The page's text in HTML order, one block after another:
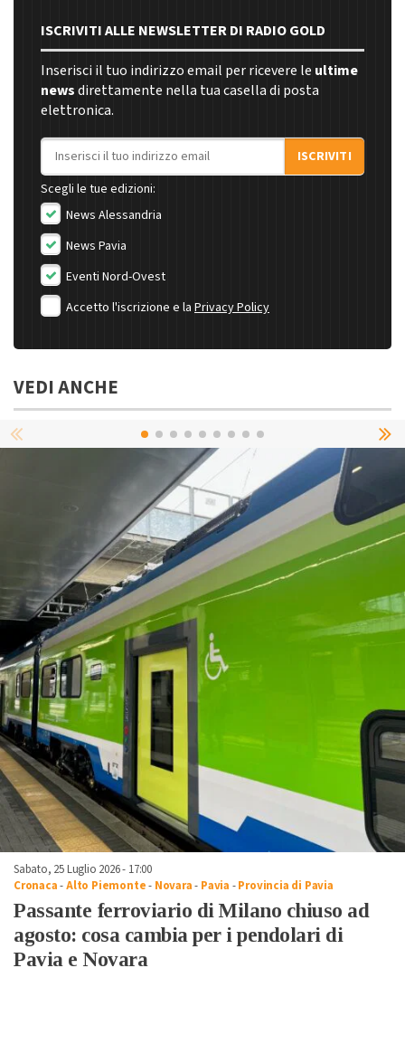
ISCRIVITI ALLE NEWSLETTER DI RADIO GOLD
Inserisci il tuo indirizzo email per ricevere le ultime
newsdirettamente nella tua casella di posta
elettronica.
Indirizzo email
ISCRIVITI
Scegli le tue edizioni:
News Alessandria
News Pavia
Eventi Nord-Ovest
Accetto l'iscrizione e la Privacy Policy
VEDI ANCHE
Sabato, 25 Luglio 2026 - 17:00
Cronaca-Alto Piemonte- Novara- Pavia -Provincia di Pavia
Passante ferroviario di Milano chiuso ad
agosto: cosa cambia per i pendolari di
Pavia e Novara